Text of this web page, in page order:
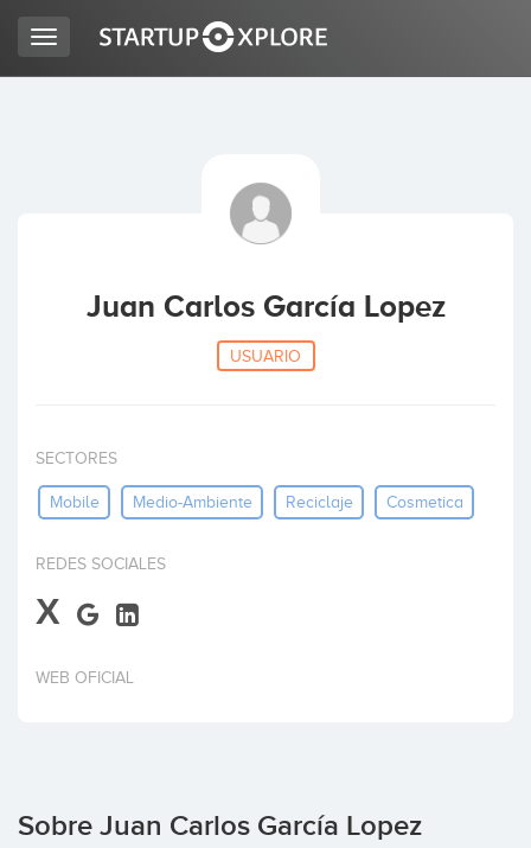
ACCESO
Inicio
Invertir
Toggle
navigation
Juan Carlos García Lopez
USUARIO
SECTORES
Mobile Medio-Ambiente Reciclaje Cosmetica
REDES SOCIALES
X
WEB OFICIAL
Sobre Juan Carlos García Lopez